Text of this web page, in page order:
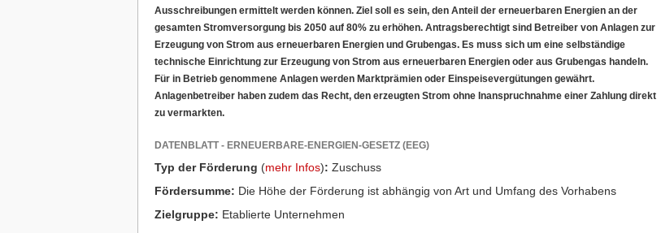
Ausschreibungen ermittelt werden können. Ziel soll es sein, den Anteil der erneuerbaren Energien an der
gesamten Stromversorgung bis 2050 auf 80% zu erhöhen. Antragsberechtigt sind Betreiber von Anlagen zur
Erzeugung von Strom aus erneuerbaren Energien und Grubengas. Es muss sich um eine selbständige
technische Einrichtung zur Erzeugung von Strom aus erneuerbaren Energien oder aus Grubengas handeln.
Für in Betrieb genommene Anlagen werden Marktprämien oder Einspeisevergütungen gewährt.
Anlagenbetreiber haben zudem das Recht, den erzeugten Strom ohne Inanspruchnahme einer Zahlung direkt
zu vermarkten.
DATENBLATT - ERNEUERBARE-ENERGIEN-GESETZ (EEG)
Typ der Förderung (mehr Infos): Zuschuss
Fördersumme: Die Höhe der Förderung ist abhängig von Art und Umfang des Vorhabens
Zielgruppe: Etablierte Unternehmen